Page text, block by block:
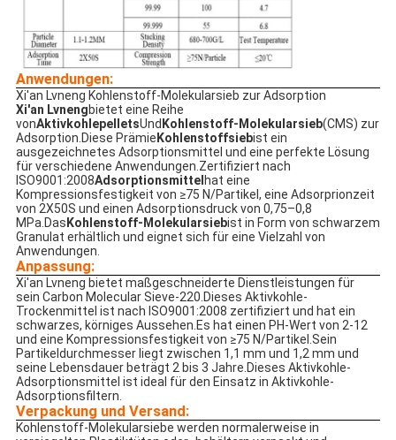
Anwendungen:
Xi'an Lvneng Kohlenstoff-Molekularsieb zur Adsorption
Xi'an Lvnengbietet eine Reihe
vonAktivkohlepelletsUnd Kohlenstoff-Molekularsieb(CMS) zur
Adsorption.Diese Prämie Kohlenstoffsiebist ein
ausgezeichnetes Adsorptionsmittel und eine perfekte Lösung
für verschiedene Anwendungen.Zertifiziert nach
ISO9001:2008Adsorptionsmittel hat eine
Kompressionsfestigkeit von ≥75 N/Partikel, eine Adsorprionzeit
von 2X50S und einen Adsorptionsdruck von 0,75–0,8
MPa.Das Kohlenstoff-Molekularsiebist in Form von schwarzem
Granulat erhältlich und eignet sich für eine Vielzahl von
Anwendungen.
Anpassung:
Xi'an Lvneng bietet maßgeschneiderte Dienstleistungen für
sein Carbon Molecular Sieve-220.Dieses Aktivkohle-
Trockenmittel ist nach ISO9001:2008 zertifiziert und hat ein
schwarzes, körniges Aussehen.Es hat einen PH-Wert von 2-12
und eine Kompressionsfestigkeit von ≥75 N/Partikel.Sein
Partikeldurchmesser liegt zwischen 1,1 mm und 1,2 mm und
seine Lebensdauer beträgt 2 bis 3 Jahre.Dieses Aktivkohle-
Adsorptionsmittel ist ideal für den Einsatz in Aktivkohle-
Adsorptionsfiltern.
Verpackung und Versand:
Kohlenstoff-Molekularsiebe werden normalerweise in